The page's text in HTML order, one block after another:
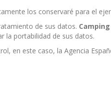
los conservaré para el
de sus datos.
la portabilidad de sus datos.
en este caso, la Agencia